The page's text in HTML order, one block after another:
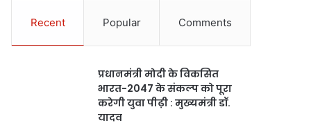
Recent Popular Comments
प्रधानमंत्री मोदी के विकसित
भारत-2047 के संकल्प को पूरा
करेगी युवा पीढ़ी : मुख्यमंत्री डॉ.
यादव